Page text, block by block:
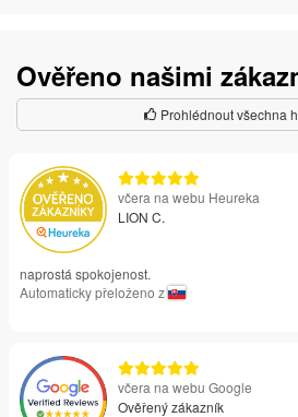
Ověřeno našimi
Prohlédnout všechna
včera na webu Heureka
LION C.
naprostá spokojenost.
Automaticky přeloženo z
včera na webu Google
Ověřený zákazník